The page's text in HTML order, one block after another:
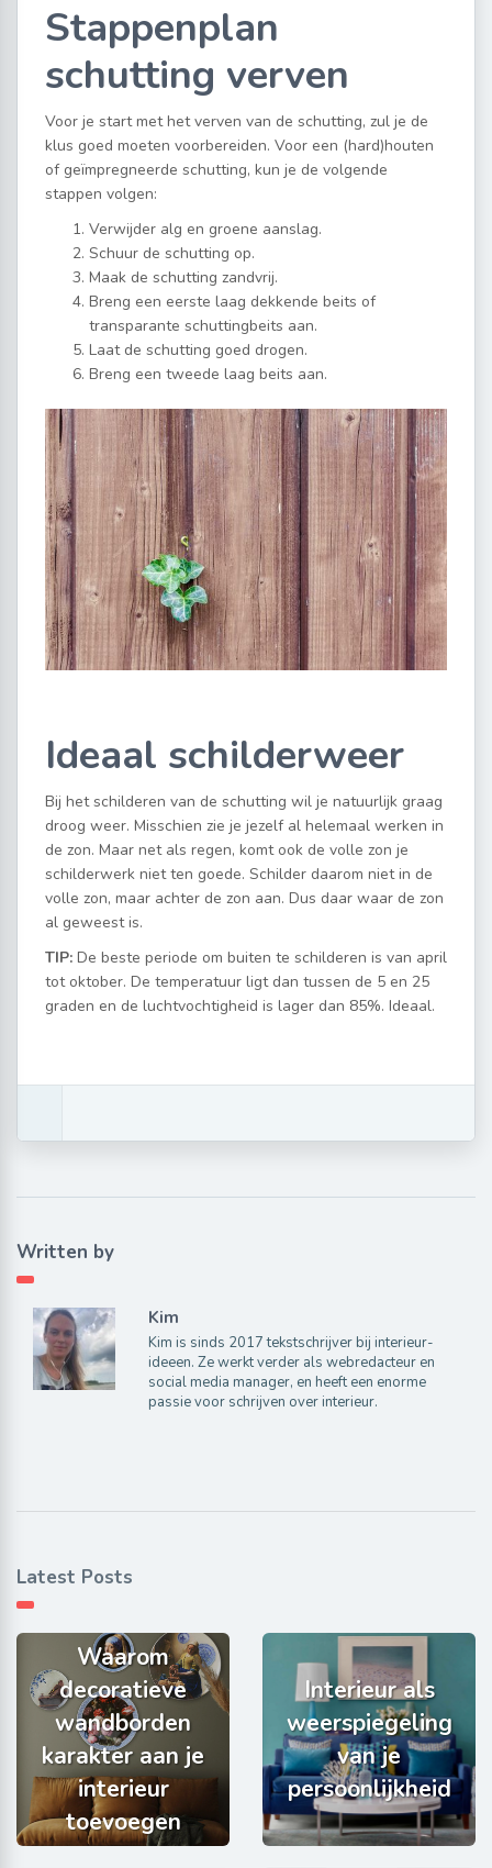
Stappenplan
schutting verven
Voor je start met het verven van de schutting, zul je de
klus goed moeten voorbereiden. Voor een (hard)houten
of geïmpregneerde schutting, kun je de volgende
stappen volgen:
Verwijder alg en groene aanslag.
Schuur de schutting op.
Maak de schutting zandvrij.
Breng een eerste laag dekkende beits of
transparante schuttingbeits aan.
Laat de schutting goed drogen.
Breng een tweede laag beits aan.
Ideaal schilderweer
Bij het schilderen van de schutting wil je natuurlijk graag
droog weer. Misschien zie je jezelf al helemaal werken in
de zon. Maar net als regen, komt ook de volle zon je
schilderwerk niet ten goede. Schilder daarom niet in de
volle zon, maar achter de zon aan. Dus daar waar de zon
al geweest is.
TIP: De beste periode om buiten te schilderen is van april
tot oktober. De temperatuur ligt dan tussen de 5 en 25
graden en de luchtvochtigheid is lager dan 85%. Ideaal.
Written by
Kim
Kim is sinds 2017 tekstschrijver bij interieur-
ideeen. Ze werkt verder als webredacteur en
social media manager, en heeft een enorme
passie voor schrijven over interieur.
Latest Posts
Waarom
decoratieve
wandborden
karakter aan je
interieur
toevoegen
Interieur als
weerspiegeling
van je
persoonlijkheid